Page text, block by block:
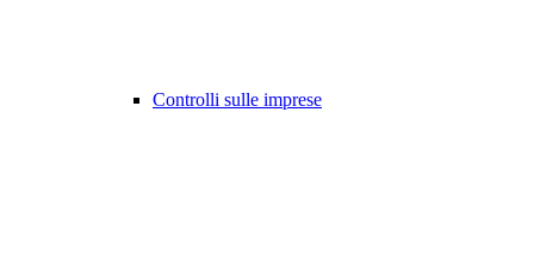
Controlli sulle imprese